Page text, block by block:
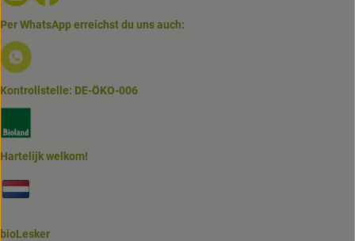
Per WhatsApp erreichst du uns auch:
Externer Link zu https://www.biolesker.de/lieferservice/
Kontrollstelle: DE-ÖKO-006
Hartelijk welkom!
bioLesker